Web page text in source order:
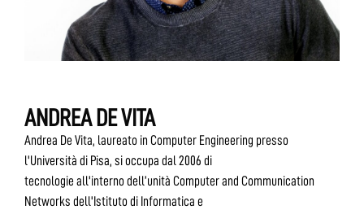
ANDREA DE VITA
Andrea De Vita, laureato in Computer Engineering presso
l'Università di Pisa, si occupa dal 2006 di
tecnologie all'interno dell’unità Computer and Communication
Networks dell'Istituto di Informatica e